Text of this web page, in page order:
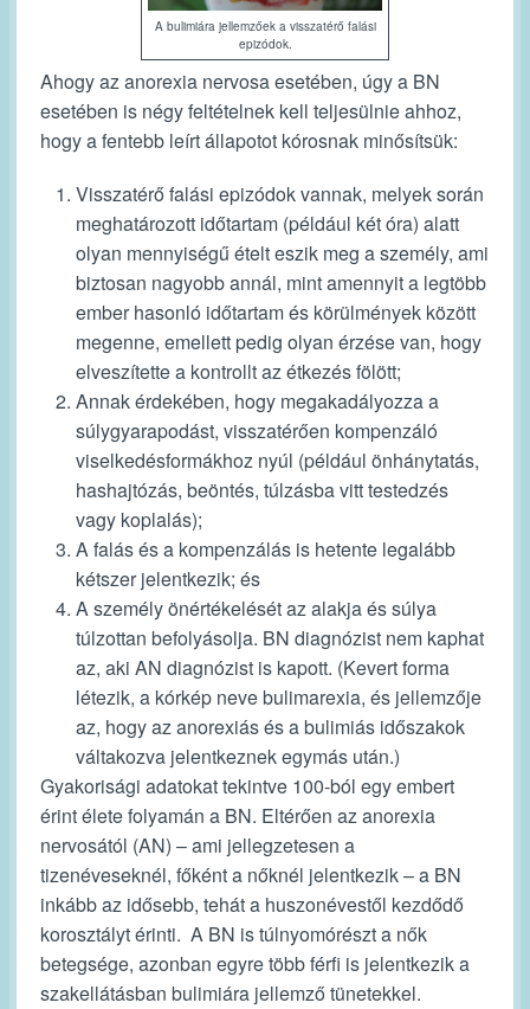
A bulimiára jellemzőek a visszatérő falási
epizódok.
Ahogy az anorexia nervosa esetében, úgy a BN
esetében is négy feltételnek kell teljesülnie ahhoz,
hogy a fentebb leírt állapotot kórosnak minősítsük:
Visszatérő falási epizódok vannak, melyek során
meghatározott időtartam (például két óra) alatt
olyan mennyiségű ételt eszik meg a személy, ami
biztosan nagyobb annál, mint amennyit a legtöbb
ember hasonló időtartam és körülmények között
megenne, emellett pedig olyan érzése van, hogy
elveszítette a kontrollt az étkezés fölött;
Annak érdekében, hogy megakadályozza a
súlygyarapodást, visszatérően kompenzáló
viselkedésformákhoz nyúl (például önhánytatás,
hashajtózás, beöntés, túlzásba vitt testedzés
vagy koplalás);
A falás és a kompenzálás is hetente legalább
kétszer jelentkezik; és
A személy önértékelését az alakja és súlya
túlzottan befolyásolja. BN diagnózist nem kaphat
az, aki AN diagnózist is kapott. (Kevert forma
létezik, a kórkép neve bulimarexia, és jellemzője
az, hogy az anorexiás és a bulimiás időszakok
váltakozva jelentkeznek egymás után.)
Gyakorisági adatokat tekintve 100-ból egy embert
érint élete folyamán a BN. Eltérően az anorexia
nervosától (AN) – ami jellegzetesen a
tizenéveseknél, főként a nőknél jelentkezik – a BN
inkább az idősebb, tehát a huszonévestől kezdődő
korosztályt érinti. A BN is túlnyomórészt a nők
betegsége, azonban egyre több férfi is jelentkezik a
szakellátásban bulimiára jellemző tünetekkel.